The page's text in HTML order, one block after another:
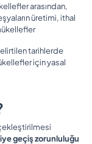
arasından,
üretimi, ithal
tarihlerde
için yasal
geçiş zorunluluğu